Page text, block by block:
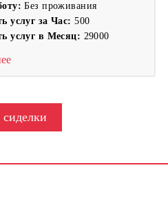
Без проживания
услуг за Час:500
услуг в Месяц: 29000